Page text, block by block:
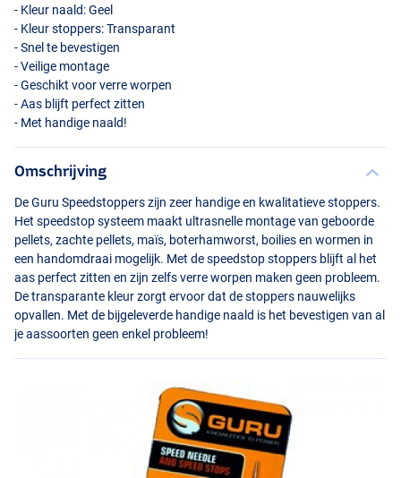
- Kleur naald: Geel
- Kleur stoppers: Transparant
- Snel te bevestigen
- Veilige montage
- Geschikt voor verre worpen
- Aas blijft perfect zitten
- Met handige naald!
Omschrijving
De Guru Speedstoppers zijn zeer handige en kwalitatieve stoppers.
Het speedstop systeem maakt ultrasnelle montage van geboorde
pellets, zachte pellets, maïs, boterhamworst, boilies en wormen in
een handomdraai mogelijk. Met de speedstop stoppers blijft al het
aas perfect zitten en zijn zelfs verre worpen maken geen probleem.
De transparante kleur zorgt ervoor dat de stoppers nauwelijks
opvallen. Met de bijgeleverde handige naald is het bevestigen van al
je aassoorten geen enkel probleem!